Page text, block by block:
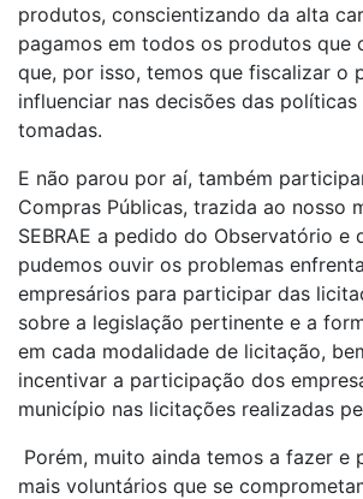
produtos, conscientizando da alta
pagamos em todos os produtos que
que, por isso, temos que fiscalizar o
influenciar nas decisões das
tomadas.
E não parou por aí, também
Compras Públicas, trazida ao nosso
SEBRAE a pedido do Observatório e
pudemos ouvir os problemas
empresários para participar das
sobre a legislação pertinente e a
em cada modalidade de licitação,
incentivar a participação dos
município nas licitações realizadas
Porém, muito ainda temos a fazer e
mais voluntários que se